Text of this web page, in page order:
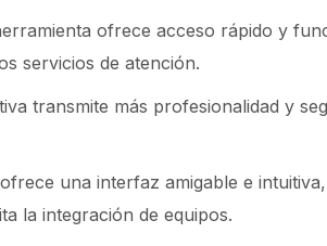
ofrece acceso rápido y
servicios de atención.
transmite más profesionalidad y
una interfaz amigable e
la integración de equipos.